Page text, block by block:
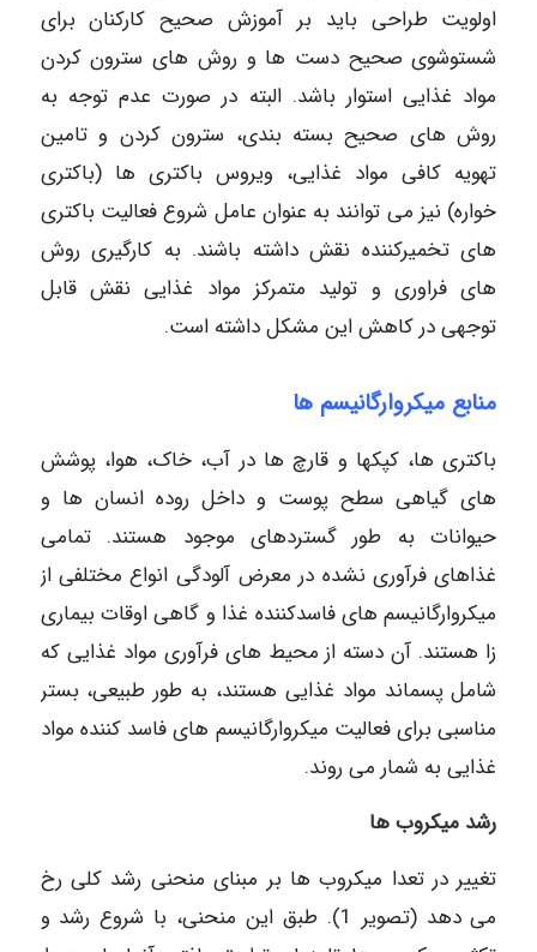
اولویت طراحی باید بر آموزش صحیح کارکنان برای
شستوشوی صحیح دست ها و روش های سترون کردن
مواد غذایی استوار باشد. البته در صورت عدم توجه به
روش های صحیح بسته بندی، سترون کردن و تامین
تهویه کافی مواد غذایی، ویروس باکتری ها (باکتری
خواره) نیز می توانند به عنوان عامل شروع فعالیت باکتری
های تخمیرکننده نقش داشته باشند. به کارگیری روش
های فراوری و تولید متمرکز مواد غذایی نقش قابل
توجهی در کاهش این مشکل داشته است.
منابع میکروارگانیسم ها
باکتری ها، کپکها و قارچ ها در آب، خاک، هوا، پوشش
های گیاهی سطح پوست و داخل روده انسان ها و
حیوانات به طور گستردهای موجود هستند. تمامی
غذاهای فرآوری نشده در معرض آلودگی انواع مختلفی از
میکروارگانیسم های فاسدکننده غذا و گاهی اوقات بیماری
زا هستند. آن دسته از محیط های فرآوری مواد غذایی که
شامل پسماند مواد غذایی هستند، به طور طبیعی، بستر
مناسبی برای فعالیت میکروارگانیسم های فاسد کننده مواد
غذایی به شمار می روند.
رشد میکروب ها
تغییر در تعدا میکروب ها بر مبنای منحنی رشد کلی رخ
می دهد (تصویر 1). طبق این منحنی، با شروع رشد و